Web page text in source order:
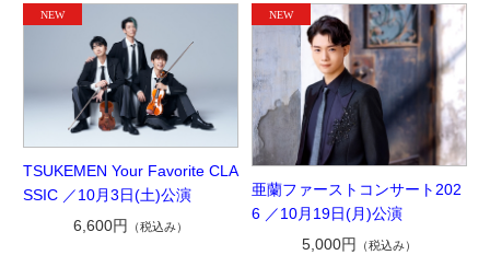
TSUKEMEN Your Favorite CLA
SSIC ／10月3日(土)公演
6,600円
（税込み）
亜蘭ファーストコンサート202
6 ／10月19日(月)公演
5,000円
（税込み）